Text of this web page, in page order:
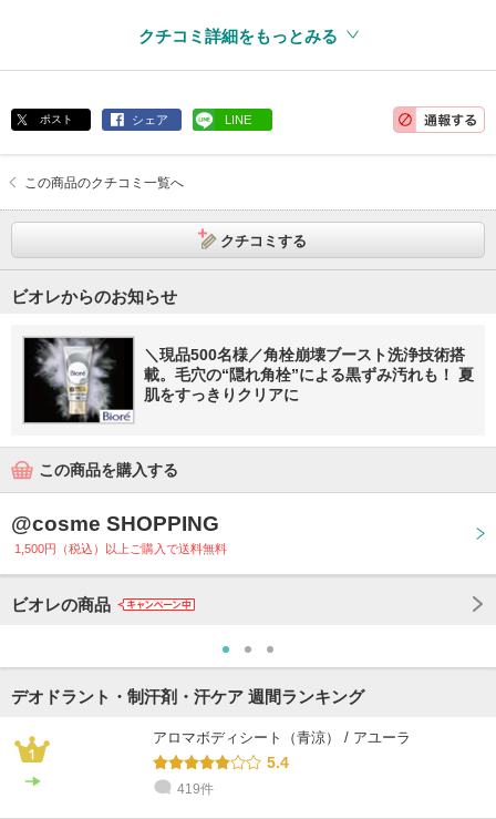
クチコミ詳細をもっとみる
ポスト シェア LINE
この商品のクチコミ一覧へ
クチコミする
ビオレからのお知らせ
＼現品500名様／角栓崩壊ブースト洗浄技術搭
載。毛穴の“隠れ角栓”による黒ずみ汚れも！ 夏
肌をすっきりクリアに
この商品を購入する
@cosme SHOPPING
1,500円（税込）以上ご購入で送料無料
ビオレの商品
デオドラント・制汗剤・汗ケア 週間ランキング
アロマボディシート（青涼） / アユーラ
5.4
419件